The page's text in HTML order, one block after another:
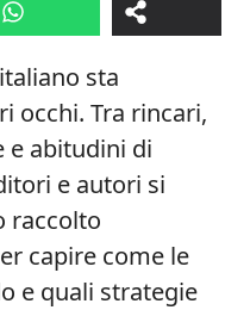
sta
occhi. Tra rincari,
e abitudini di
e autori si
raccolto
capire come le
e quali strategie